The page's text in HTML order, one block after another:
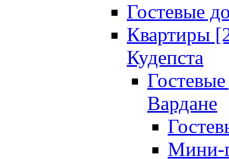
Гостевые
Квартиры
Кудепста
Вардане
Мини-